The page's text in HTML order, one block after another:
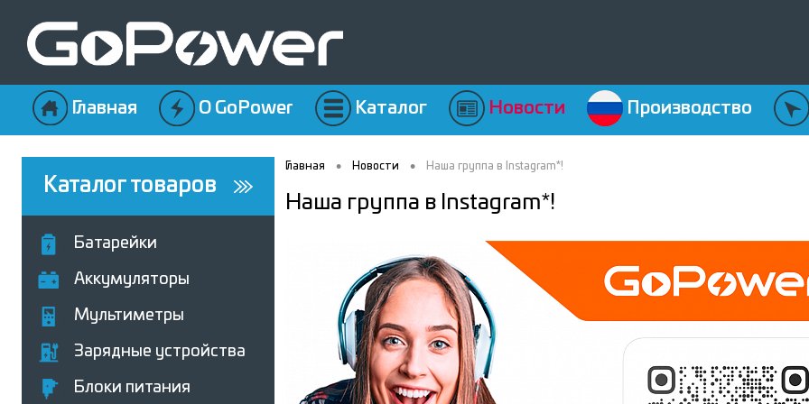
Главная О GoPower Каталог Новости Производство
Каталог товаров
Батарейки
Аккумуляторы
Мультиметры
Зарядные устройства
Блоки питания
Главная • Новости • Наша группа в Instagram*!
Наша группа в Instagram*!